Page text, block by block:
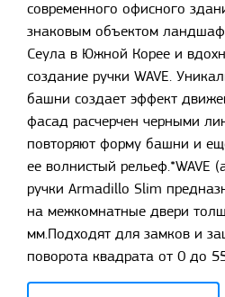
современного офисного
знаковым объектом
Сеула в Южной Корее и
создание ручки WAVE.
башни создает эффект
фасад расчерчен черными
повторяют форму башни и
ее волнистый рельеф.*WAVE
ручки Armadillo Slim
на межкомнатные двери
мм.Подходят для замков и
поворота квадрата от 0 до